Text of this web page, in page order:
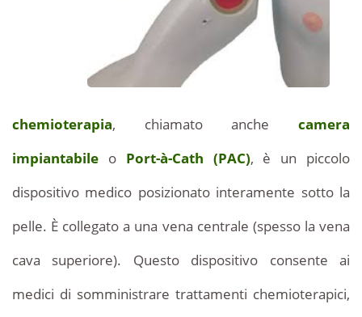
Prezzi
competitivi
(PAC)
a
prezzi
competitivi.
la
specializzata,
chemioterapia, chiamato anche camera
impiantabile o Port-à-Cath (PAC), è un piccolo
dispositivo medico posizionato interamente sotto la
pelle. È collegato a una vena centrale (spesso la vena
cava superiore). Questo dispositivo consente ai
medici di somministrare trattamenti chemioterapici,